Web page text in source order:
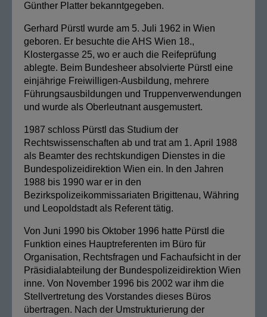
Günther Platter bekanntgegeben.
Gerhard Pürstl wurde am 5. Juli 1962 in Wien
geboren. Er besuchte die AHS Wien 18.,
Klostergasse 25, wo er auch die Reifeprüfung
ablegte. Beim Bundesheer absolvierte Pürstl eine
einjährige Freiwilligen-Ausbildung, mehrere
Führungsausbildungen und Truppenverwendungen
und wurde als Oberleutnant ausgemustert.
1987 schloss Pürstl das Studium der
Rechtswissenschaften ab und trat am 1. April 1988
als Beamter des rechtskundigen Dienstes in die
Bundespolizeidirektion Wien ein. In den Jahren
1988 bis 1990 war er in den
Bezirkspolizeikommissariaten Brigittenau, Währing
und Leopoldstadt als Referent tätig.
Von Juni 1990 bis Oktober 1996 hatte Pürstl die
Funktion eines Hauptreferenten im Büro für
Organisation, Rechtsfragen und Fachaufsicht in der
Präsidialabteilung der Bundespolizeidirektion Wien
inne. Von November 1996 bis 2002 war ihm die
Stellvertretung des Vorstandes dieses Büros
übertragen. Nach der Umstrukturierung der